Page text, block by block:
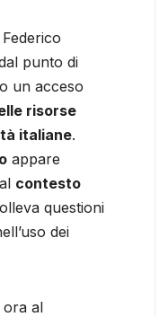
punto di
un acceso
risorse
italiane.
appare
contesto
questioni
dei
ora al